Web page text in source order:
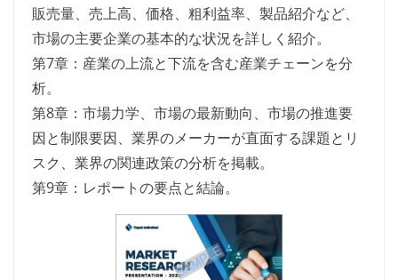
販売量、売上高、価格、粗利益率、製品紹介など、
市場の主要企業の基本的な状況を詳しく紹介。
第7章：産業の上流と下流を含む産業チェーンを分
析。
第8章：市場力学、市場の最新動向、市場の推進要
因と制限要因、業界のメーカーが直面する課題とリ
スク、業界の関連政策の分析を掲載。
第9章：レポートの要点と結論。